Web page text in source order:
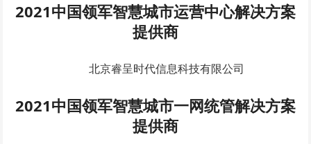
2021中国领军智慧城市运营中心解决方案
提供商
北京睿呈时代信息科技有限公司
2021中国领军智慧城市一网统管解决方案
提供商